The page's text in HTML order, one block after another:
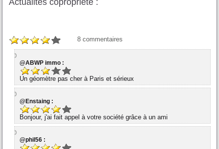
Actualités copropriété :
8 commentaires
@ABWP immo :
Un géomètre pas cher à Paris et sérieux
@Enstaing :
Bonjour, j'ai fait appel à votre société grâce à un ami
@phil56 :